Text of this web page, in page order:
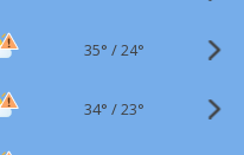
35° /24°
34° /23°